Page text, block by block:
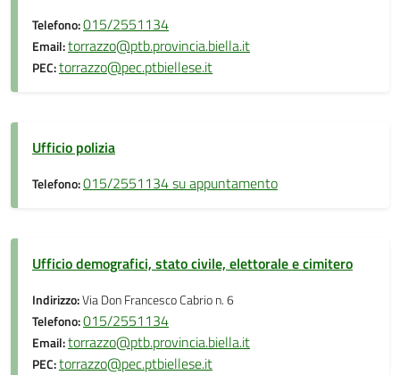
Telefono:015/2551134
Email:torrazzo@ptb.provincia.biella.it
PEC:torrazzo@pec.ptbiellese.it
Ufficio polizia
Telefono:015/2551134 su appuntamento
Ufficio demografici, stato civile, elettorale e cimitero
Indirizzo:Via Don Francesco Cabrio n. 6
Telefono:015/2551134
Email:torrazzo@ptb.provincia.biella.it
PEC:torrazzo@pec.ptbiellese.it